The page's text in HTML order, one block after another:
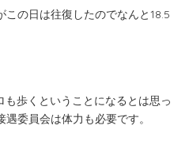
の日は往復したのでなんと18.5
歩くということになるとは思っ
委員会は体力も必要です。